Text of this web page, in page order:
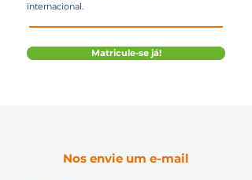
internacional.
Matricule-se já!
Nos envie um e-mail